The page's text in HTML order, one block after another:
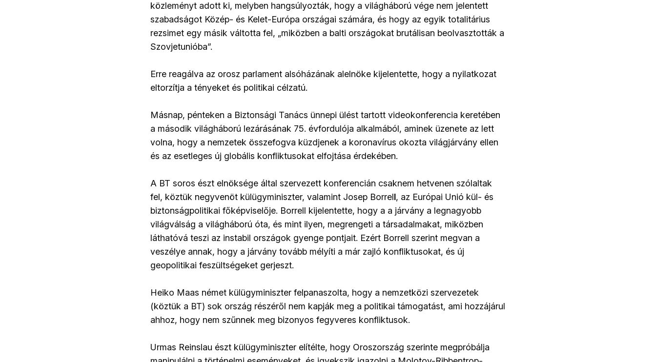
közleményt adott ki, melyben hangsúlyozták, hogy a világháború vége nem jelentett
szabadságot Közép- és Kelet-Európa országai számára, és hogy az egyik totalitárius
rezsimet egy másik váltotta fel, „miközben a balti országokat brutálisan beolvasztották a
Szovjetunióba”.
Erre reagálva az orosz parlament alsóházának alelnöke kijelentette, hogy a nyilatkozat
eltorzítja a tényeket és politikai célzatú.
Másnap, pénteken a Biztonsági Tanács ünnepi ülést tartott videokonferencia keretében
a második világháború lezárásának 75. évfordulója alkalmából, aminek üzenete az lett
volna, hogy a nemzetek összefogva küzdjenek a koronavírus okozta világjárvány ellen
és az esetleges új globális konfliktusokat elfojtása érdekében.
A BT soros észt elnöksége által szervezett konferencián csaknem hetvenen szólaltak
fel, köztük negyvenöt külügyminiszter, valamint Josep Borrell, az Európai Unió kül- és
biztonságpolitikai főképviselője. Borrell kijelentette, hogy a a járvány a legnagyobb
világválság a világháború óta, és mint ilyen, megrengeti a társadalmakat, miközben
láthatóvá teszi az instabil országok gyenge pontjait. Ezért Borrell szerint megvan a
veszélye annak, hogy a járvány tovább mélyíti a már zajló konfliktusokat, és új
geopolitikai feszültségeket gerjeszt.
Heiko Maas német külügyminiszter felpanaszolta, hogy a nemzetközi szervezetek
(köztük a BT) sok ország részéről nem kapják meg a politikai támogatást, ami hozzájárul
ahhoz, hogy nem szűnnek meg bizonyos fegyveres konfliktusok.
Urmas Reinslau észt külügyminiszter elítélte, hogy Oroszország szerinte megpróbálja